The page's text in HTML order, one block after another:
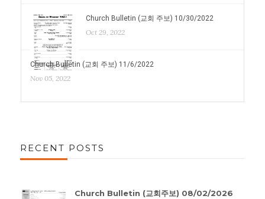
Church Bulletin (교회 주보) 10/30/2022
Oct 29, 2022
Church Bulletin (교회 주보) 11/6/2022
Nov 05, 2022
RECENT POSTS
Church Bulletin (교회주보) 08/02/2026